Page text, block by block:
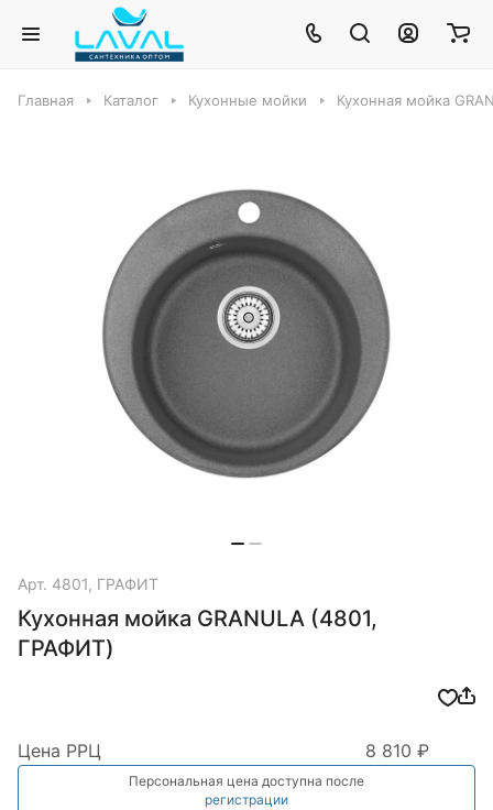
Главная Каталог Кухонные мойки Кухонная мойка
Арт. 4801, ГРАФИТ
Кухонная мойка GRANULA (4801,
ГРАФИТ)
Цена РРЦ 8 810 ₽
Персональная цена доступна после
регистрации